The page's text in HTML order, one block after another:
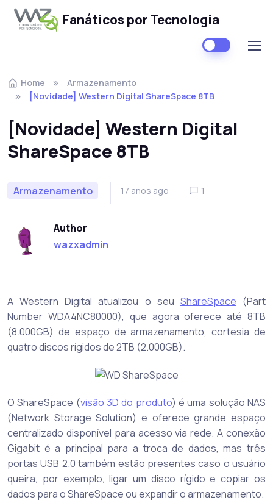
Fanáticos por Tecnologia
Home
Armazenamento
[Novidade] Western Digital ShareSpace 8TB
[Novidade] Western Digital
ShareSpace 8TB
Armazenamento 17 anos ago 1
Author
wazxadmin
A Western Digital atualizou o seu ShareSpace (Part
Number WDA4NC80000), que agora oferece até 8TB
(8.000GB) de espaço de armazenamento, cortesia de
quatro discos rígidos de 2TB (2.000GB).
O ShareSpace (visão 3D do produto) é uma solução NAS
(Network Storage Solution) e oferece grande espaço
centralizado disponível para acesso via rede. A conexão
Gigabit é a principal para a troca de dados, mas três
portas USB 2.0 também estão presentes caso o usuário
queira, por exemplo, ligar um disco rígido e copiar os
dados para o ShareSpace ou expandir o armazenamento.